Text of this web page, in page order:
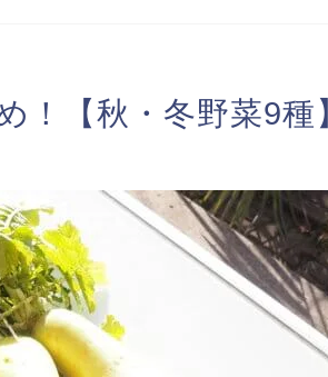
！【秋・冬野菜9種